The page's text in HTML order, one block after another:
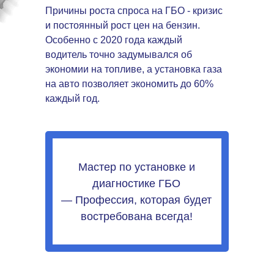
Причины роста спроса на ГБО - кризис
и постоянный рост цен на бензин.
Особенно с 2020 года каждый
водитель точно задумывался об
экономии на топливе, а установка газа
на авто позволяет экономить до 60%
каждый год.
Мастер по установке и
диагностике ГБО
— Профессия, которая будет
востребована всегда!